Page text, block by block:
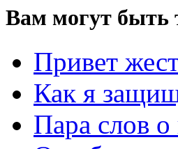
Вам могут быть
Привет
Как я
Пара слов о